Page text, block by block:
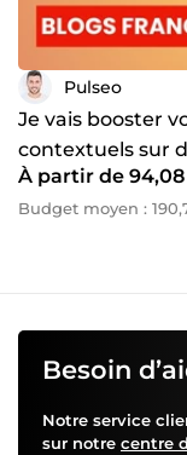
Pulseo
Je vais booster
contextuels sur
À partir de 94,08
Budget moyen :
Besoin
Notre service
sur notre centre